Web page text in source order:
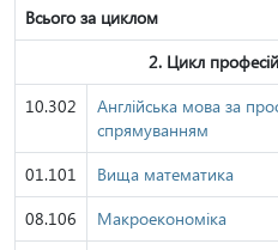
Всього за циклом
2. Цикл
10.302
Англійська мова за
спрямуванням
01.101 Вища математика
08.106
Макроекономіка